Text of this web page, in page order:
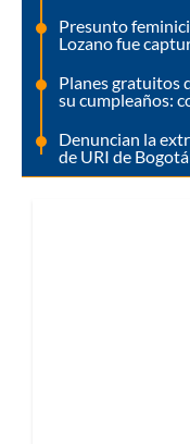
Presunto
Lozano fue
Planes gratuitos
su cumpleaños:
Denuncian la
de URI de